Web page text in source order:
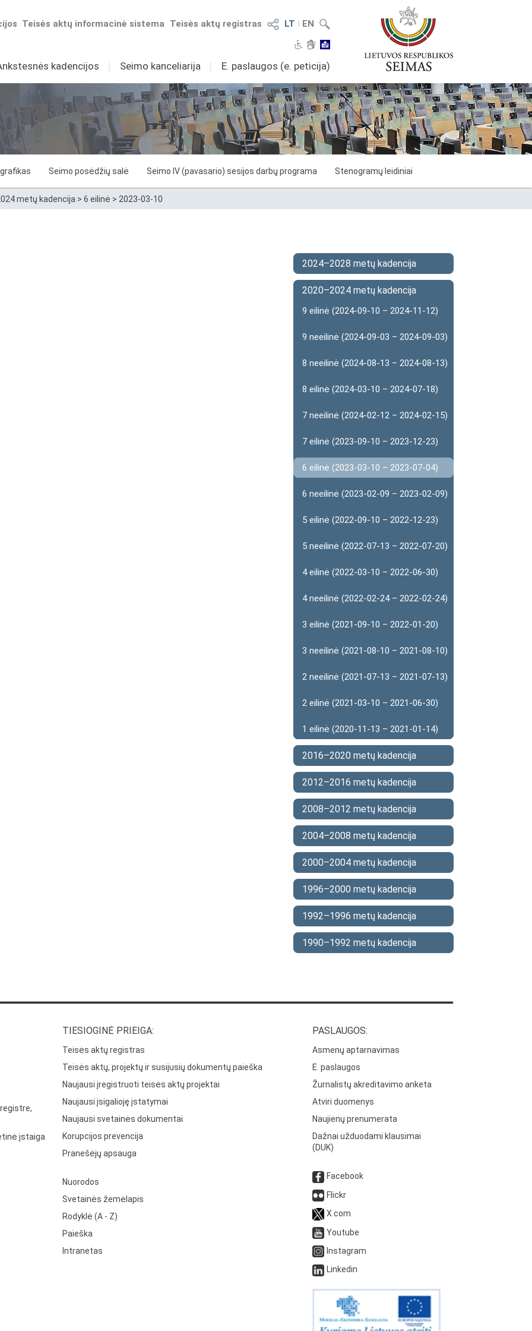
LT I EN
Teisės aktų registras
Teisės aktų informacinė sistema
kadencijos I Seimo kanceliarija I E. paslaugos (e. peticija)
grafikas Seimo posėdžių salė Seimo IV (pavasario) sesijos darbų programa Stenogramų leidiniai
metų kadencija > 6 eilinė > 2023-03-10
2024–2028 metų kadencija
2020–2024 metų kadencija
9 eilinė (2024-09-10 – 2024-11-12)
9 neeilinė (2024-09-03 – 2024-09-03)
8 neeilinė (2024-08-13 – 2024-08-13)
8 eilinė (2024-03-10 – 2024-07-18)
7 neeilinė (2024-02-12 – 2024-02-15)
7 eilinė (2023-09-10 – 2023-12-23)
6 eilinė (2023-03-10 – 2023-07-04)
6 neeilinė (2023-02-09 – 2023-02-09)
5 eilinė (2022-09-10 – 2022-12-23)
5 neeilinė (2022-07-13 – 2022-07-20)
4 eilinė (2022-03-10 – 2022-06-30)
4 neeilinė (2022-02-24 – 2022-02-24)
3 eilinė (2021-09-10 – 2022-01-20)
3 neeilinė (2021-08-10 – 2021-08-10)
2 neeilinė (2021-07-13 – 2021-07-13)
2 eilinė (2021-03-10 – 2021-06-30)
1 eilinė (2020-11-13 – 2021-01-14)
2016–2020 metų kadencija
2012–2016 metų kadencija
2008–2012 metų kadencija
2004–2008 metų kadencija
2000–2004 metų kadencija
1996–2000 metų kadencija
1992–1996 metų kadencija
1990–1992 metų kadencija
įstaiga
TIESIOGINĖ PRIEIGA:
Teisės aktų registras
Teisės aktų, projektų ir susijusių dokumentų paieška
Naujausi įregistruoti teisės aktų projektai
Naujausi įsigalioję įstatymai
Naujausi svetainės dokumentai
Korupcijos prevencija
Pranešėjų apsauga
Nuorodos
Svetainės žemėlapis
Rodyklė (A - Z)
Paieška
Intranetas
PASLAUGOS:
Asmenų aptarnavimas
E. paslaugos
Žurnalistų akreditavimo anketa
Atviri duomenys
Naujienų prenumerata
Dažnai užduodami klausimai
(DUK)
Facebook
Flickr
X.com
Youtube
Instagram
Linkedin